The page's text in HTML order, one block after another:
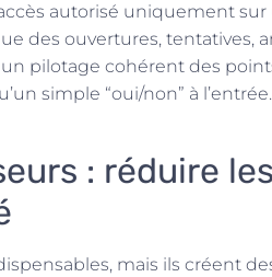
autorisé uniquement
des ouvertures, tentatives,
un pilotage cohérent des
simple “oui/non” à
: réduire
mais ils créent